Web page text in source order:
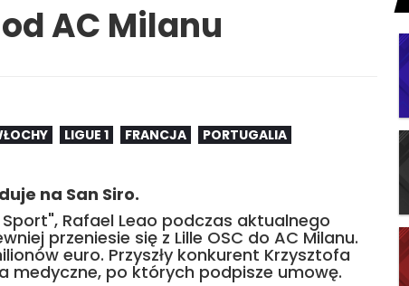
AC Milanu
LIGUE 1 FRANCJA
PORTUGALIA
na San Siro.
Rafael Leao podczas aktualnego
przeniesie się z Lille OSC do AC Milanu.
euro. Przyszły konkurent Krzysztofa
medyczne, po których podpisze umowę.